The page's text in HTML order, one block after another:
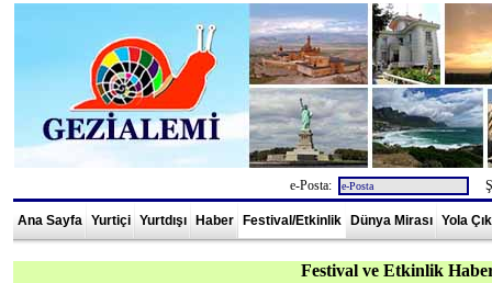
e-Posta:
Ana Sayfa Yurtiçi Yurtdışı Haber Festival/Etkinlik Dünya Mirası Yola
Festival ve Etkinlik